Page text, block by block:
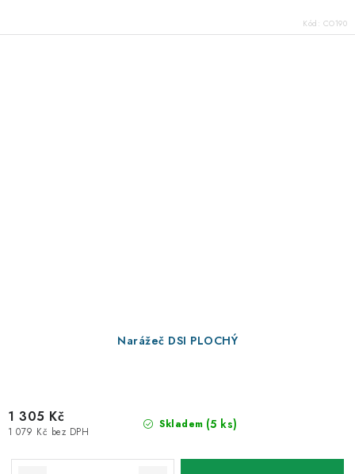
Kód: CO190
Narážeč DSI PLOCHÝ
Skladem (5 ks)
1 079 Kč bez DPH
1 305 Kč